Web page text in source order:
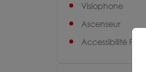
Visiophone
Ascenseur
Accessibilité PMR